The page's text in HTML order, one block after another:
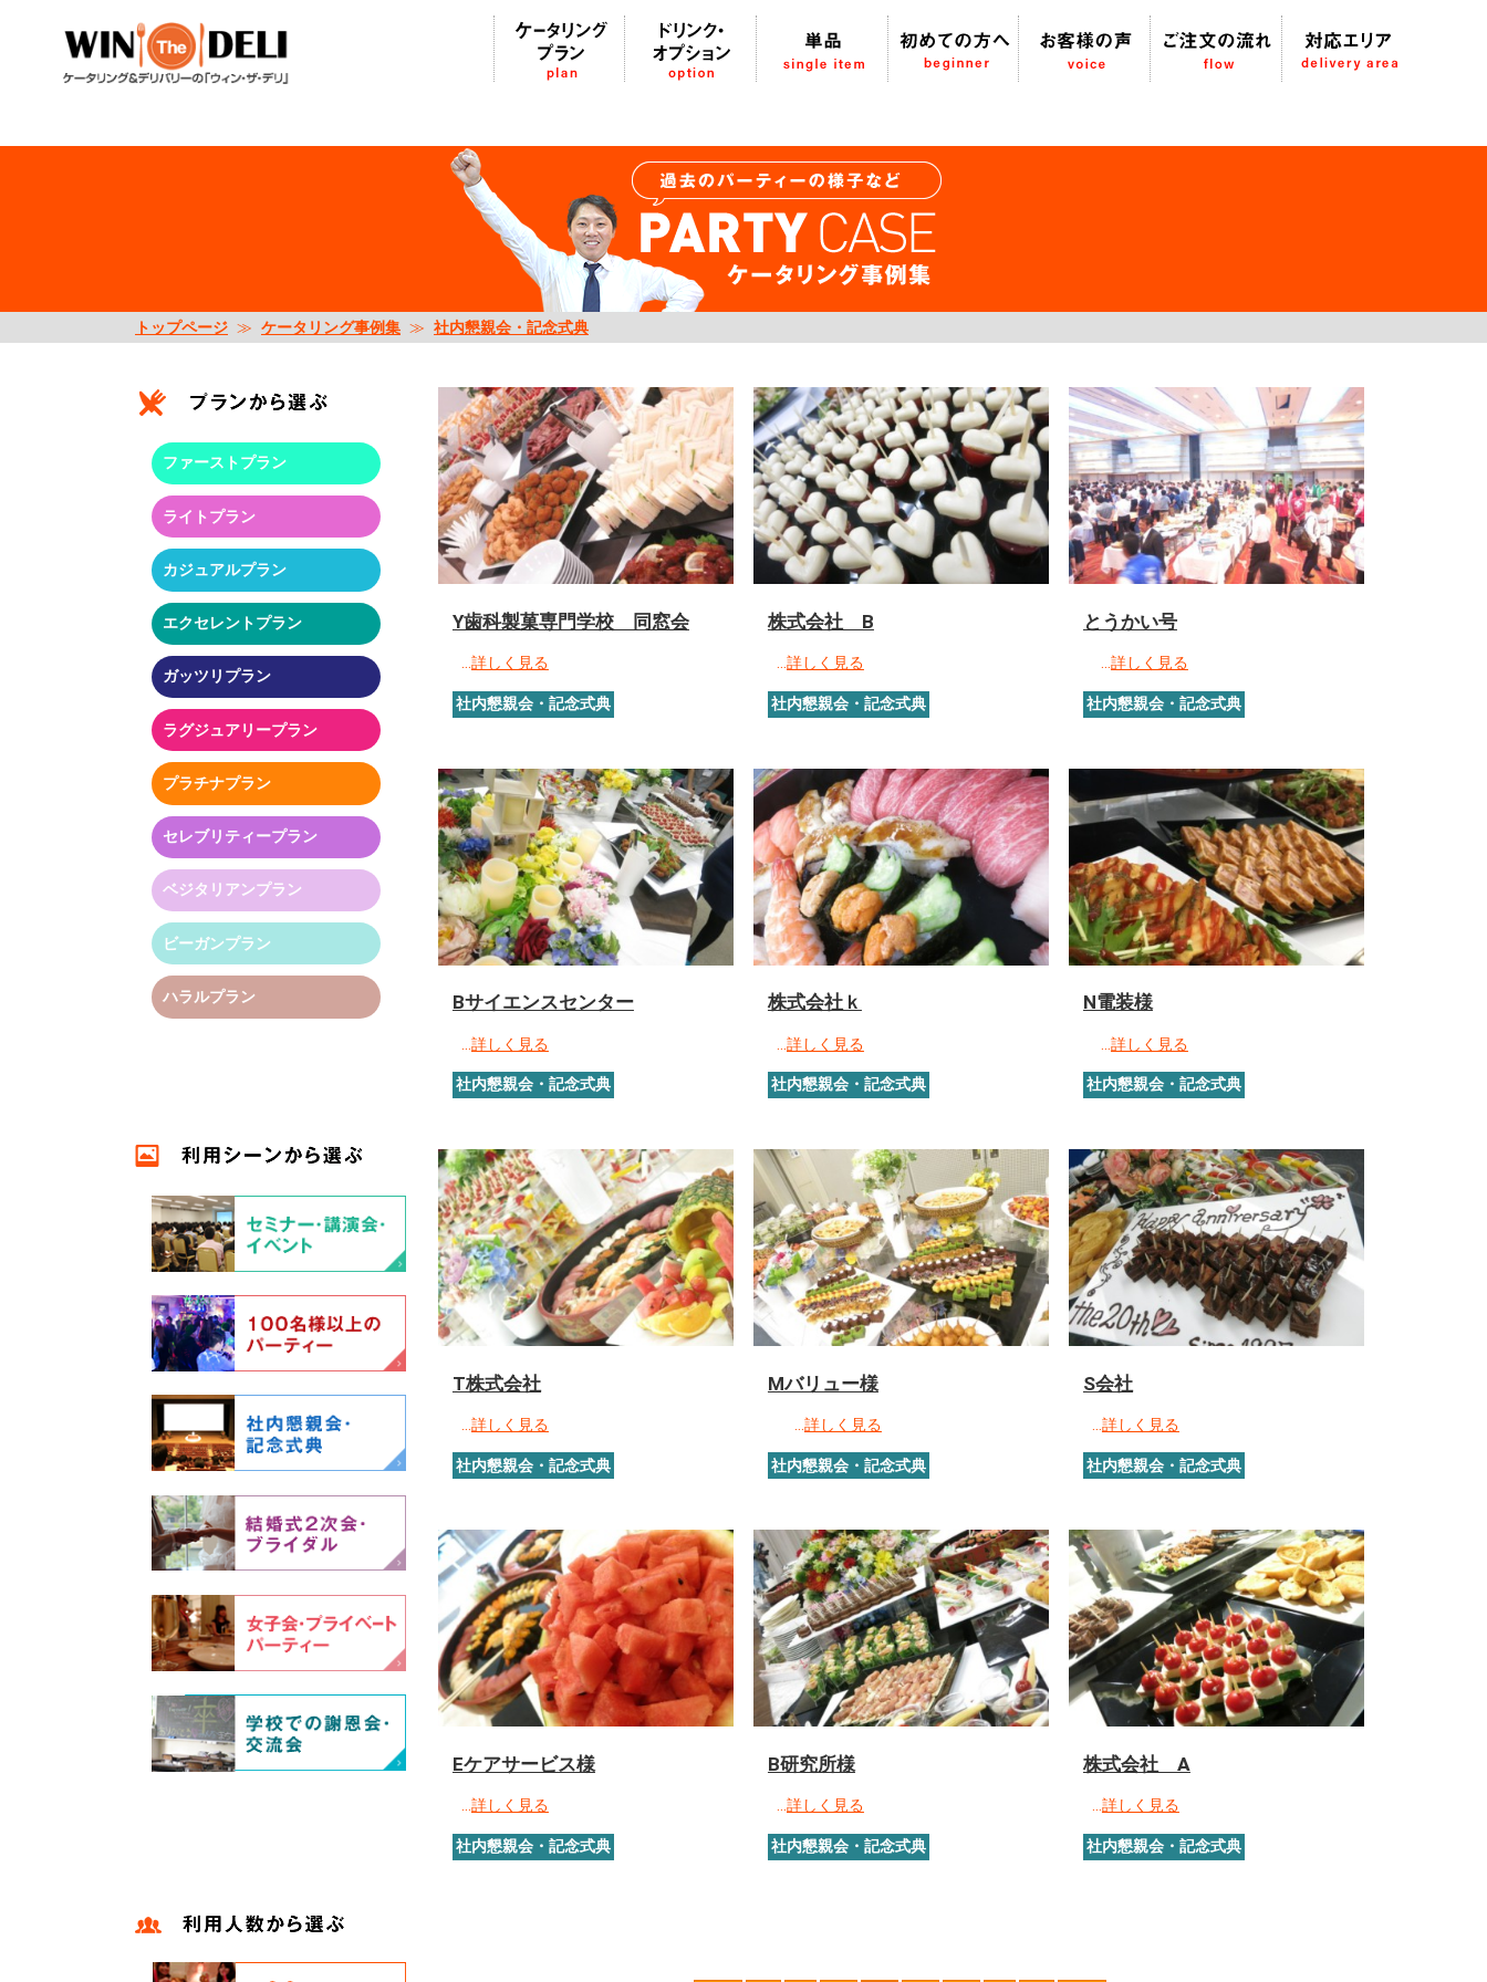
: Undefined array key "scene_category" in /home/pluse06/nagoya-catering.jp/public_html/wp/wp-content/themes/winthedeli/inc/custom-settings.phpon line165
トップページ ≫ ケータリング事例集 ≫ 社内懇親会・記念式典
Y歯科製菓専門学校 同窓会
…詳しく見る
社内懇親会・記念式典
株式会社 B
…詳しく見る
社内懇親会・記念式典
とうかい号
…詳しく見る
社内懇親会・記念式典
Bサイエンスセンター
…詳しく見る
社内懇親会・記念式典
株式会社ｋ
…詳しく見る
社内懇親会・記念式典
N電装様
…詳しく見る
社内懇親会・記念式典
T株式会社
…詳しく見る
社内懇親会・記念式典
Mバリュー様
…詳しく見る
社内懇親会・記念式典
S会社
…詳しく見る
社内懇親会・記念式典
Eケアサービス様
…詳しく見る
社内懇親会・記念式典
B研究所様
…詳しく見る
社内懇親会・記念式典
株式会社 A
…詳しく見る
社内懇親会・記念式典
ファーストプラン
ライトプラン
カジュアルプラン
エクセレントプラン
ガッツリプラン
ラグジュアリープラン
プラチナプラン
セレブリティープラン
ベジタリアンプラン
ビーガンプラン
ハラルプラン